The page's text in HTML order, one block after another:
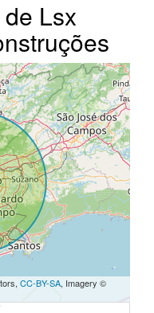
Lsx
CC-BY-SA, Imagery ©